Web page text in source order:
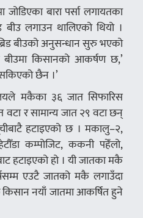
बारा पर्सा लगायतका
बीउ लगाउन थालिएको थियो ।
बीउको अनुसन्धान सुरु भएको
किसानको आकर्षण छ,’
छैन ।’
मकैका ३६ जात सिफारिस
वटा र सामान्य जात २९ वटा छन्
हटाइएको छ । मकालु–२,
कम्पोजिट, ककनी पहेँलो,
हटाइएको हो । यी जातका मकै
एउटै जातको मकै लगाउँदा
नयाँ जातमा आकर्षित हुने